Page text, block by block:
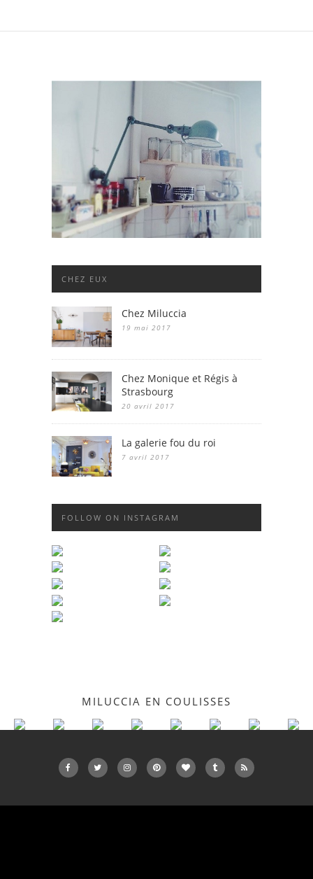
CHEZ EUX
Chez Miluccia
19 mai 2017
Chez Monique et Régis à
Strasbourg
20 avril 2017
La galerie fou du roi
7 avril 2017
FOLLOW ON INSTAGRAM
MILUCCIA EN COULISSES